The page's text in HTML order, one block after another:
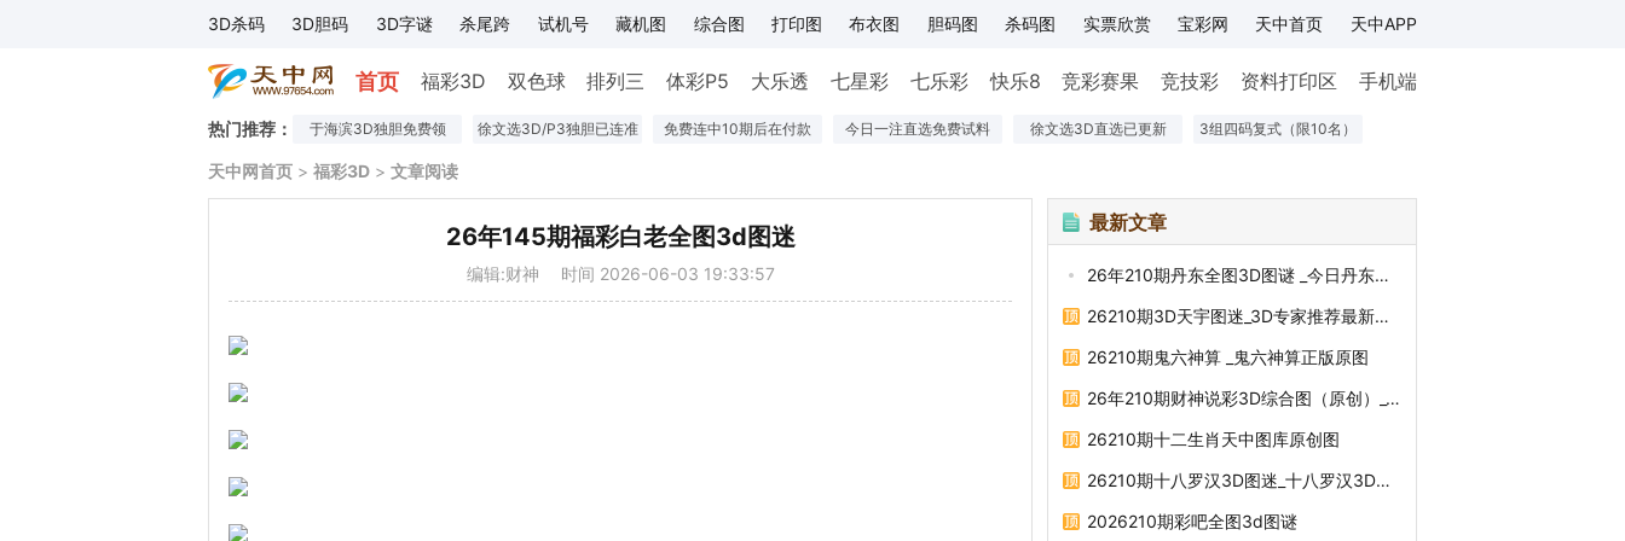
3D杀码 3D胆码 3D字谜 杀尾跨 试机号 藏机图 综合图 打印图 布衣图 胆码图 杀码图 实票欣赏 宝彩网 天中首页 天中APP
首页 福彩3D 双色球 排列三 体彩P5 大乐透 七星彩 七乐彩 快乐8 竞彩赛果 竞技彩 资料打印区 手机端
热门推荐： 于海滨3D独胆免费领 徐文选3D/P3独胆已连准 免费连中10期后在付款 今日一注直选免费试料 徐文选3D直选已更新 3组四码复式（限10名）
天中网首页 > 福彩3D > 文章阅读
26年145期福彩白老全图3d图迷
编辑:财神 时间 2026-06-03 19:33:57
最新文章
26年210期丹东全图3D图谜 _今日丹东先锋快报全图迷
26210期3D天宇图迷_3D专家推荐最新预测
26210期鬼六神算 _鬼六神算正版原图
26年210期财神说彩3D综合图（原创）_3d财神到财神送胆
26210期十二生肖天中图库原创图
26210期十八罗汉3D图迷_十八罗汉3D图谜今天的
2026210期彩吧全图3d图谜